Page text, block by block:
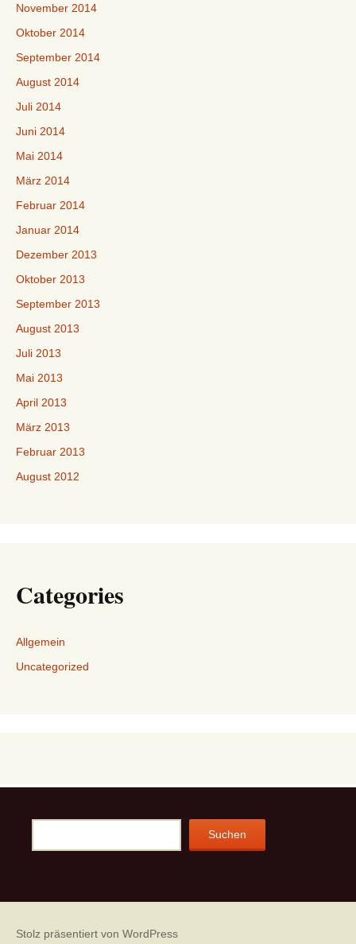
November 2014
Oktober 2014
September 2014
August 2014
Juli 2014
Juni 2014
Mai 2014
März 2014
Februar 2014
Januar 2014
Dezember 2013
Oktober 2013
September 2013
August 2013
Juli 2013
Mai 2013
April 2013
März 2013
Februar 2013
August 2012
Categories
Allgemein
Uncategorized
Suchen
Stolz präsentiert von WordPress